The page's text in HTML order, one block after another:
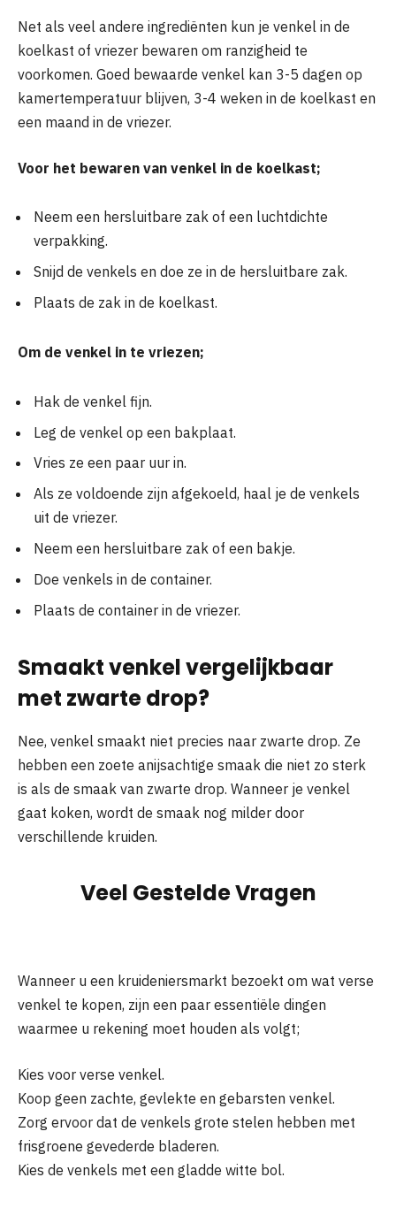
Net als veel andere ingrediënten kun je venkel in de
koelkast of vriezer bewaren om ranzigheid te
voorkomen. Goed bewaarde venkel kan 3-5 dagen op
kamertemperatuur blijven, 3-4 weken in de koelkast en
een maand in de vriezer.
Voor het bewaren van venkel in de koelkast;
Neem een ​​hersluitbare zak of een luchtdichte
verpakking.
Snijd de venkels en doe ze in de hersluitbare zak.
Plaats de zak in de koelkast.
Om de venkel in te vriezen;
Hak de venkel fijn.
Leg de venkel op een bakplaat.
Vries ze een paar uur in.
Als ze voldoende zijn afgekoeld, haal je de venkels
uit de vriezer.
Neem een ​​hersluitbare zak of een bakje.
Doe venkels in de container.
Plaats de container in de vriezer.
Smaakt venkel vergelijkbaar
met zwarte drop?
Nee, venkel smaakt niet precies naar zwarte drop. Ze
hebben een zoete anijsachtige smaak die niet zo sterk
is als de smaak van zwarte drop. Wanneer je venkel
gaat koken, wordt de smaak nog milder door
verschillende kruiden.
Veel Gestelde Vragen
Wanneer u een kruideniersmarkt bezoekt om wat verse
venkel te kopen, zijn een paar essentiële dingen
waarmee u rekening moet houden als volgt;
Kies voor verse venkel.
Koop geen zachte, gevlekte en gebarsten venkel.
Zorg ervoor dat de venkels grote stelen hebben met
frisgroene gevederde bladeren.
Kies de venkels met een gladde witte bol.